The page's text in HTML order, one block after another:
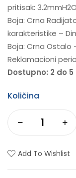
pritisak:
Boja: Crna
karakteristike –
Boja: Crna Ostalo
Reklamacioni
Dostupno: 2 do
Količina
Add To Wishlist